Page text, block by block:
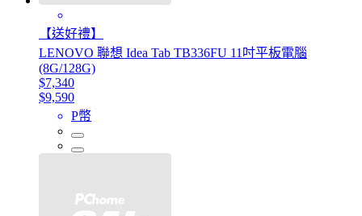
【送好禮】
LENOVO 聯想 Idea Tab TB336FU 11吋平板電腦
(8G/128G)
$7,340
$9,590
P幣